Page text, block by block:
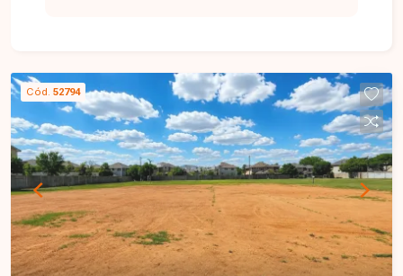
oferece excelente aproveitamento para projetos
residenciais, proporcionando espaço ideal para a
construção da casa dos seus sonhos ou para
investimento em uma região com grande
potencial de valorização. Esta é uma excelente
oportunidade para adquirir um terreno bem
localizado no bairro Jardim Brasília. Agende uma
visita e venha conhecer todos os detalhes deste
imóvel.
Cód. 52794